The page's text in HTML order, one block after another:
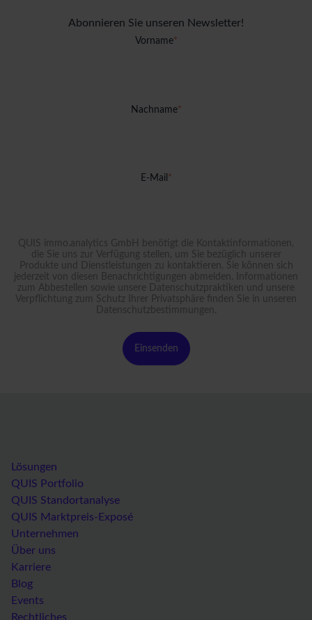
Abonnieren Sie unseren Newsletter!
Vorname*
Nachname*
E-Mail *
QUIS immo.analytics GmbH benötigt die Kontaktinformationen,
die Sie uns zur Verfügung stellen, um Sie bezüglich unserer
Produkte und Dienstleistungen zu kontaktieren. Sie können sich
jederzeit von diesen Benachrichtigungen abmelden. Informationen
zum Abbestellen sowie unsere Datenschutzpraktiken und unsere
Verpflichtung zum Schutz Ihrer Privatsphäre finden Sie in unseren
Datenschutzbestimmungen .
Lösungen
QUIS Portfolio
QUIS Standortanalyse
QUIS Marktpreis-Exposé
Unternehmen
Über uns
Karriere
Blog
Events
Rechtliches